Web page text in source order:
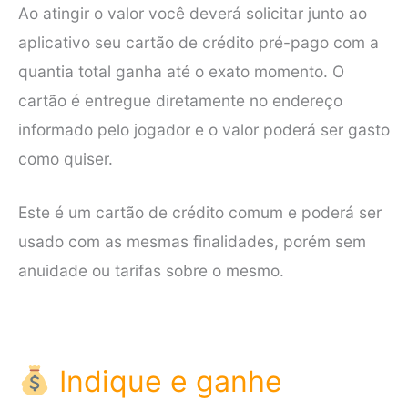
Ao atingir o valor você deverá solicitar junto ao
aplicativo seu cartão de crédito pré-pago com a
quantia total ganha até o exato momento. O
cartão é entregue diretamente no endereço
informado pelo jogador e o valor poderá ser gasto
como quiser.
Este é um cartão de crédito comum e poderá ser
usado com as mesmas finalidades, porém sem
anuidade ou tarifas sobre o mesmo.
Indique e ganhe